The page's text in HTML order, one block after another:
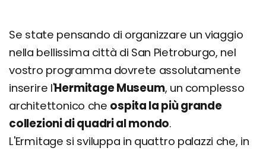
Se state pensando di organizzare un viaggio
nella bellissima città di San Pietroburgo, nel
vostro programma dovrete assolutamente
inserire l'Hermitage Museum, un complesso
architettonico che ospita la più grande
collezioni di quadri al mondo.
L'Ermitage si sviluppa in quattro palazzi che, in